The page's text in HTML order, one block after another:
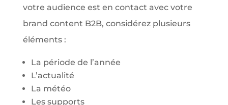
votre audience est en contact avec votre
brand content B2B, considérez plusieurs
éléments :
La période de l’année
L’actualité
La météo
Les supports